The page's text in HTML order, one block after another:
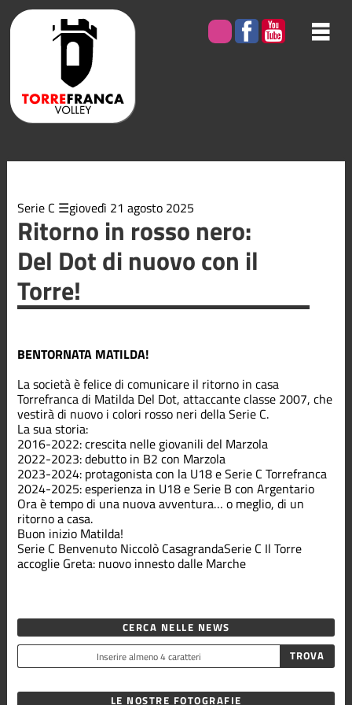
Serie C giovedì 21 agosto 2025
Ritorno in rosso nero:
Del Dot di nuovo con il
Torre!
BENTORNATA MATILDA!
La società è felice di comunicare il ritorno in casa
Torrefranca di Matilda Del Dot, attaccante classe 2007, che
vestirà di nuovo i colori rosso neri della Serie C.
La sua storia:
2016-2022: crescita nelle giovanili del Marzola
2022-2023: debutto in B2 con Marzola
2023-2024: protagonista con la U18 e Serie C Torrefranca
2024-2025: esperienza in U18 e Serie B con Argentario
Ora è tempo di una nuova avventura… o meglio, di un
ritorno a casa.
Buon inizio Matilda!
Serie C Benvenuto Niccolò CasagrandaSerie C Il Torre
accoglie Greta: nuovo innesto dalle Marche
degli
argomenti
Bacheca
Minivolley
Serie B2
Serie C
Terza
CERCA NELLE NEWS
LE NOSTRE FOTOGRAFIE